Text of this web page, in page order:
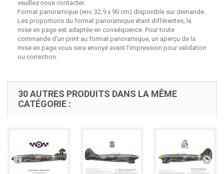
veuillez nous contacter.
Format panoramique (env. 32,9 x 90 cm) disponible sur demande.
Les proportions du format panoramique étant différentes, la
mise en page est adaptée en conséquence. Pour toute
commande d'un print au format panoramique, un aperçu de la
mise en page vous sera envoyé avant l'impression pour validation
ou correction.
30 AUTRES PRODUITS DANS LA MÊME
CATÉGORIE :